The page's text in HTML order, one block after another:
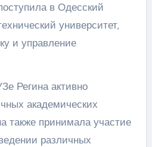
в Одесский
университет,
и управление
Регина активно
академических
также принимала участие
различных